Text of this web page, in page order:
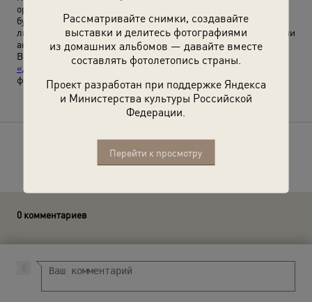
Рассматривайте снимки, создавайте
выставки и делитесь фотографиями
из домашних альбомов — давайте вместе
составлять фотолетопись страны.
Проект разработан при поддержке Яндекса
и Министерства культуры Российской
Федерации.
Перейти к просмотру
организовывались благотворительные базары, работали
буфеты, проводились концерты. На улицах раздавали
листовки о профилактике заболевания, работали пункты сдачи
анализов, читались бесплатные лекции.
Выставки
«Медный всадник»,«День белого цветка»
«Дореволюционная Россия: благотворительность»
фотографией.
Расскажите друзьям об этом фото
0 комментариев